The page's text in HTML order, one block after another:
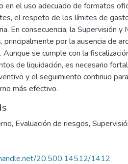
en el uso adecuado de formatos
el respeto de los límites de
En consecuencia, la Supervisión
principalmente por la ausencia de
Aunque se cumple con la
de liquidación, es necesario
y el seguimiento continuo
más efectivo.
, Evaluación de riesgos,
20.500.14512/1412